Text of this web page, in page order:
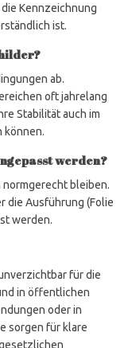
Kennzeichnung
ist.
ab.
oft jahrelang
Stabilität auch im
können.
werden?
normgerecht bleiben.
die Ausführung (Folie
werden.
für die
in öffentlichen
oder in
sorgen für klare